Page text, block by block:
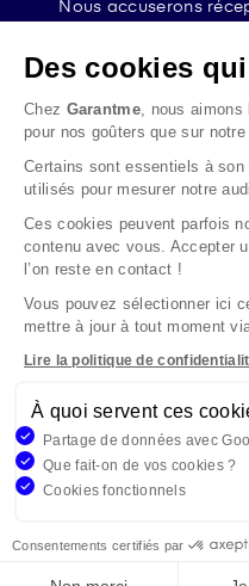
Nous accuserons
état de cause, nous
au maximum dans les
Si le désaccord
l’avis du Médiateur de
l’adresse La
Par courrier à
l’Assurance TSA 50110
par email à l’adresse
assurance.org
La saisine du
mais ne peut
adressé une
Garantme, société par
Code des Assurances et
75002 Paris
Des cookies
Chez Garantme, nous aimons
pour nos goûters que sur notre
Certains sont essentiels à
utilisés pour mesurer notre
Ces cookies peuvent parfois
contenu avec vous. Accepter
l’on reste en contact !
Vous pouvez sélectionner ici
mettre à jour à tout moment
Lire la politique de
À quoi servent ces
Partage de données avec
Que fait-on de vos cookies ?
Cookies fonctionnels
Consentements certifiés par